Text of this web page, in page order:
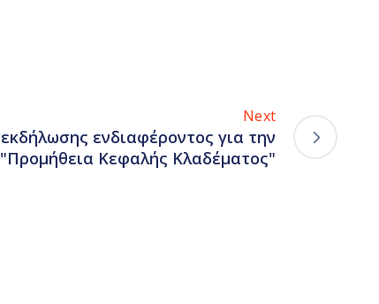
Next
ενδιαφέροντος για την
"Προμήθεια Κεφαλής Κλαδέματος"